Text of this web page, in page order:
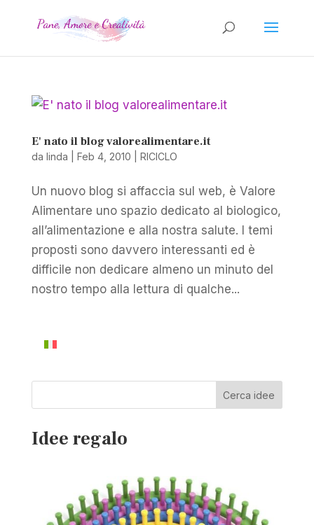
E' nato il blog valorealimentare.it
da linda Feb 4, 2010 RICICLO
Un nuovo blog si affaccia sul web, è Valore
Alimentare uno spazio dedicato al biologico,
all’alimentazione e alla nostra salute. I temi
proposti sono davvero interessanti ed è
difficile non dedicare almeno un minuto del
nostro tempo alla lettura di qualche...
Cerca idee
Idee regalo